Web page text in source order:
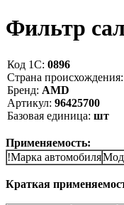
Фильтр
Код 1С: 0896
Страна происхождения:
Бренд: AMD
Артикул: 96425700
Базовая единица: шт
Применяемость:
!Марка автомобиля
Краткая